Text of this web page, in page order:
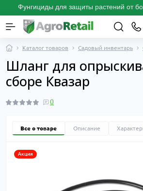
Фунгициды для защиты растений от
Каталог товаров Садовый инвентарь
Шланг для
сборе Квазар
0
Все о товаре Описание
Акция